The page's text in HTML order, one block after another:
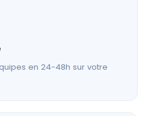
en 24-48h sur votre